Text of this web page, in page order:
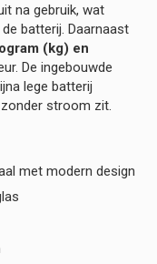
na gebruik, wat
batterij. Daarnaast
(kg) en
De ingebouwde
lege batterij
stroom zit.
met modern design